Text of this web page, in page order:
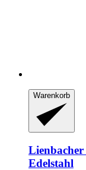
Warenkorb
Lienbacher
Edelstahl